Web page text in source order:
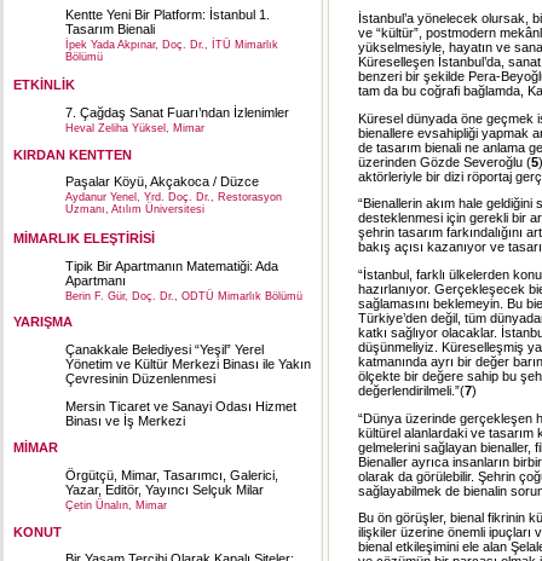
Kentte Yeni Bir Platform: İstanbul 1.
Tasarım Bienali
İpek Yada Akpınar, Doç. Dr., İTÜ Mimarlık
Bölümü
ETKİNLİK
7. Çağdaş Sanat Fuarı’ndan İzlenimler
Heval Zeliha Yüksel, Mimar
KIRDAN KENTTEN
Paşalar Köyü, Akçakoca / Düzce
Aydanur Yenel, Yrd. Doç. Dr., Restorasyon
Uzmanı, Atılım Üniversitesi
MİMARLIK ELEŞTİRİSİ
Tipik Bir Apartmanın Matematiği: Ada
Apartmanı
Berin F. Gür, Doç. Dr., ODTÜ Mimarlık Bölümü
YARIŞMA
Çanakkale Belediyesi “Yeşil” Yerel
Yönetim ve Kültür Merkezi Binası ile Yakın
Çevresinin Düzenlenmesi
Mersin Ticaret ve Sanayi Odası Hizmet
Binası ve İş Merkezi
MİMAR
Örgütçü, Mimar, Tasarımcı, Galerici,
Yazar, Editör, Yayıncı Selçuk Milar
Çetin Ünalın, Mimar
KONUT
İstanbul’a yönelecek olursak,
ve “kültür”, postmodern
yükselmesiyle, hayatın ve
Küreselleşen İstanbul’da,
benzeri bir şekilde Pera-
tam da bu coğrafi bağlamda,
Küresel dünyada öne geçmek
bienallere evsahipliği yapmak
de tasarım bienali ne anlama
üzerinden Gözde Severoğlu (5
aktörleriyle bir dizi röportaj
“Bienallerin akım hale geldiğini
desteklenmesi için gerekli bir
şehrin tasarım farkındalığını
bakış açısı kazanıyor ve
“İstanbul, farklı ülkelerden
hazırlanıyor. Gerçekleşecek
sağlamasını beklemeyin. Bu
Türkiye’den değil, tüm
katkı sağlıyor olacaklar.
düşünmeliyiz. Küreselleşmiş
katmanında ayrı bir değer
ölçekte bir değere sahip bu
değerlendirilmeli.”(7)
“Dünya üzerinde gerçekleşen
kültürel alanlardaki ve tasarım
gelmelerini sağlayan bienaller,
Bienaller ayrıca insanların
olarak da görülebilir. Şehrin
sağlayabilmek de bienalin
Bu ön görüşler, bienal fikrinin
ilişkiler üzerine önemli ipuçları
bienal etkileşimini ele alan